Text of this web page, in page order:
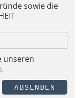
sowie die
unseren
ABSENDEN